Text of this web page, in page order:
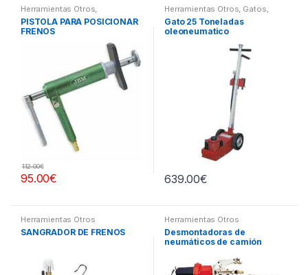
Herramientas Otros,
Herramientas Frenos y
Refrigeración
PISTOLA PARA POSICIONAR
FRENOS
95.00€
112.00€
Herramientas Otros, Gatos,
Soportes y Hidraulica
Gato 25 Toneladas
oleoneumatico
639.00€
Herramientas Otros
SANGRADOR DE FRENOS
Herramientas Otros
Desmontadoras de
neumáticos de camión